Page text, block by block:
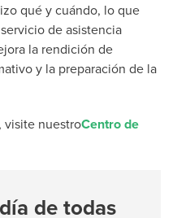
qué y cuándo, lo que
de asistencia
la rendición de
y la preparación de la
visite nuestroCentro de
de todas